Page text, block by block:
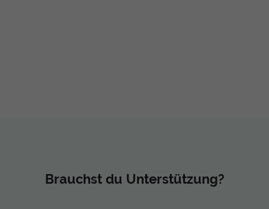
Brauchst du Unterstützung?